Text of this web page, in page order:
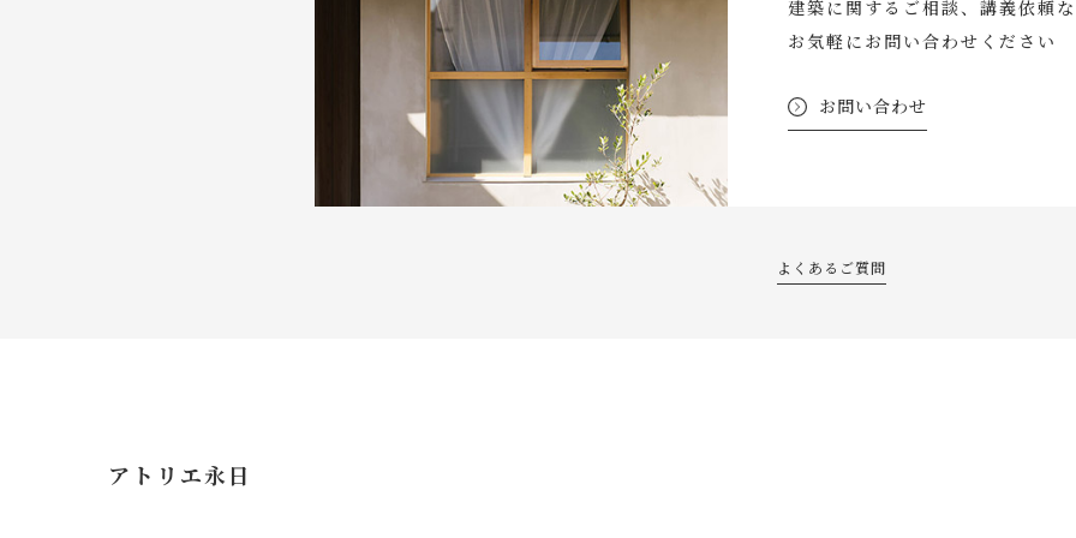
建築に関するご相談、講義依頼
お気軽にお問い合わせください
お問い合わせ
よくあるご質問
アトリエ永日